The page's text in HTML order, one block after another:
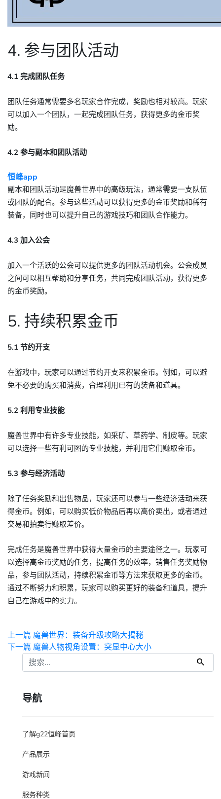
4. 参与团队活动
4.1 完成团队任务
团队任务通常需要多名玩家合作完成，奖励也相对较高。玩家
可以加入一个团队，一起完成团队任务，获得更多的金币奖
励。
4.2 参与副本和团队活动
恒峰app
副本和团队活动是魔兽世界中的高级玩法，通常需要一支队伍
或团队的配合。参与这些活动可以获得更多的金币奖励和稀有
装备，同时也可以提升自己的游戏技巧和团队合作能力。
4.3 加入公会
加入一个活跃的公会可以提供更多的团队活动机会。公会成员
之间可以相互帮助和分享任务，共同完成团队活动，获得更多
的金币奖励。
5. 持续积累金币
5.1 节约开支
在游戏中，玩家可以通过节约开支来积累金币。例如，可以避
免不必要的购买和消费，合理利用已有的装备和道具。
5.2 利用专业技能
魔兽世界中有许多专业技能，如采矿、草药学、制皮等。玩家
可以选择一些有利可图的专业技能，并利用它们赚取金币。
5.3 参与经济活动
除了任务奖励和出售物品，玩家还可以参与一些经济活动来获
得金币。例如，可以购买低价物品后再以高价卖出，或者通过
交易和拍卖行赚取差价。
完成任务是魔兽世界中获得大量金币的主要途径之一。玩家可
以选择高金币奖励的任务，提高任务的效率，销售任务奖励物
品，参与团队活动，持续积累金币等方法来获取更多的金币。
通过不断努力和积累，玩家可以购买更好的装备和道具，提升
自己在游戏中的实力。
上一篇 魔兽世界：装备升级攻略大揭秘
下一篇 魔兽人物视角设置：突显中心大小
导航
了解g22恒峰首页
产品展示
游戏新闻
服务种类